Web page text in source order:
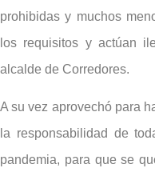
prohibidas y muchos
los requisitos y actúan
alcalde de Corredores.
A su vez aprovechó para
la responsabilidad de
pandemia, para que se